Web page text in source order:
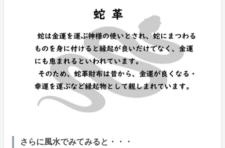
さらに風水でみてみると・・・